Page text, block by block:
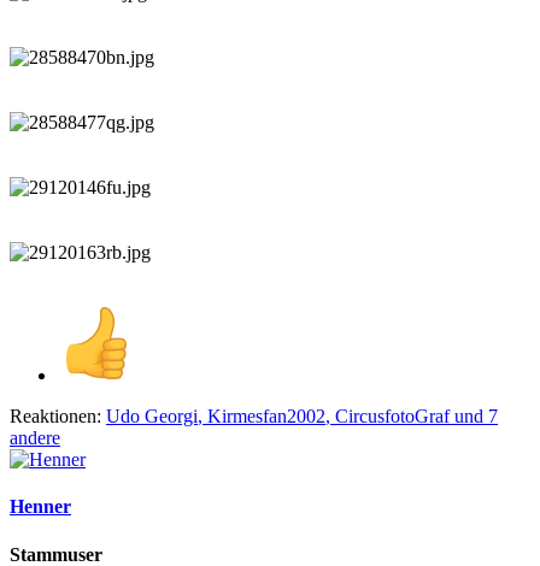
Reaktionen: Udo Georgi, Kirmesfan2002, CircusfotoGrafund 7
andere
Henner
Stammuser